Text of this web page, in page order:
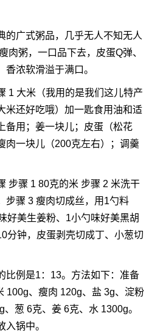
的广式粥品，几乎无人不知无人
肉粥，一口品下去，皮蛋Q弹、
香浓软滑溢于满口。
1 大米（我用的是我们这儿特产
米还好吃哦）加一匙食用油和适
备用；姜一块儿；皮蛋（松花
肉一块儿（200克左右）；调羹
步骤 1 80克的米 步骤 2 米洗干
步骤 3 瘦肉切成丝，用1勺料
好美生姜粉、1小勺味好美黑胡
分钟，皮蛋剥壳切成丁、小葱切
比例是1：13。方法如下：准备
100g、瘦肉 120g、盐 3g、淀粉
葱 6克、姜 6克、水 1300g。
入锅中。